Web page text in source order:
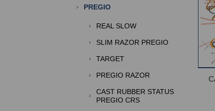
PREGIO
REAL SLOW
SLIM RAZOR PREGIO
TARGET
PREGIO RAZOR
CAST RUBBER STATUS
PREGIO CRS